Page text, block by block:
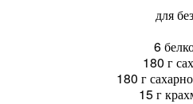
для
6
180 г
180 г
15 г